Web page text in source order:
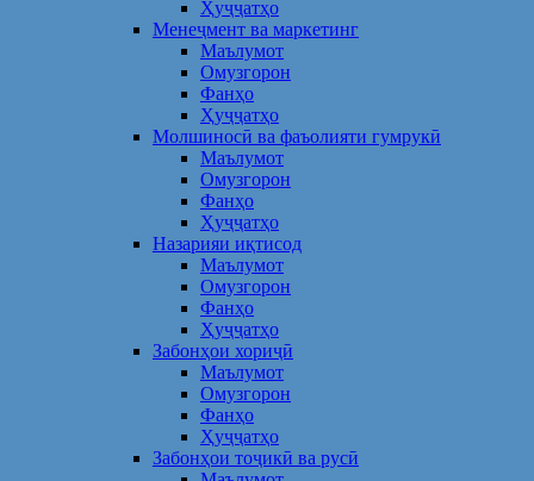
Ҳуҷҷатҳо
Менеҷмент ва маркетинг
Маълумот
Омузгорон
Фанҳо
Ҳуҷҷатҳо
Молшиносӣ ва фаъолияти гумрукӣ
Маълумот
Омузгорон
Фанҳо
Ҳуҷҷатҳо
Назарияи иқтисод
Маълумот
Омузгорон
Фанҳо
Ҳуҷҷатҳо
Забонҳои хориҷӣ
Маълумот
Омузгорон
Фанҳо
Ҳуҷҷатҳо
Забонҳои тоҷикӣ ва русӣ